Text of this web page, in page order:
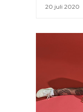
20 juli 2020